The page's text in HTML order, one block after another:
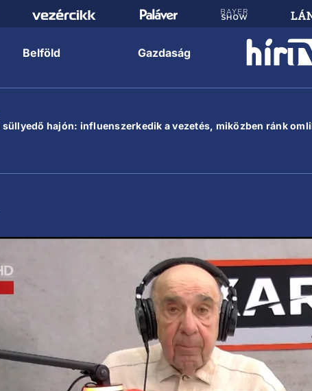
Belföld Gazdaság
süllyedő hajón: influenszerkedik a vezetés, miközben ránk